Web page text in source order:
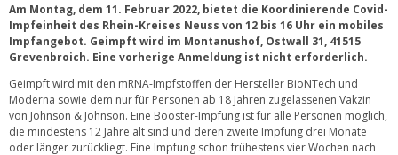
Am Montag, dem 11. Februar 2022, bietet die Koordinierende Covid-
Impfeinheit des Rhein-Kreises Neuss von 12 bis 16 Uhr ein mobiles
Impfangebot. Geimpft wird im Montanushof, Ostwall 31, 41515
Grevenbroich. Eine vorherige Anmeldung ist nicht erforderlich.
Geimpft wird mit den mRNA-Impfstoffen der Hersteller BioNTech und
Moderna sowie dem nur für Personen ab 18 Jahren zugelassenen Vakzin
von Johnson & Johnson. Eine Booster-Impfung ist für alle Personen möglich,
die mindestens 12 Jahre alt sind und deren zweite Impfung drei Monate
oder länger zurückliegt. Eine Impfung schon frühestens vier Wochen nach